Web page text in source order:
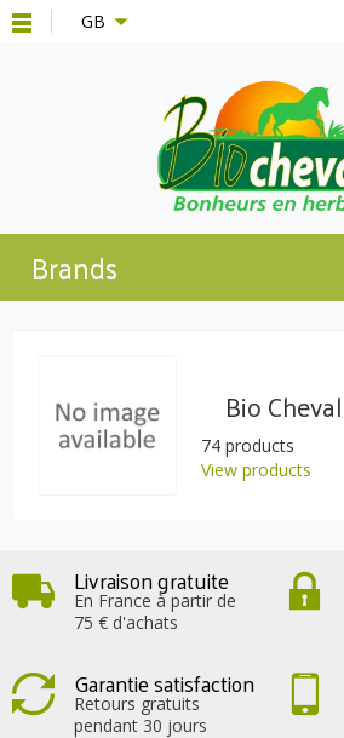
{**} GB
Brands
Bio Cheval
74 products
View products
Livraison gratuite
En France à partir de
75 € d'achats
Garantie satisfaction
Retours gratuits
pendant 30 jours